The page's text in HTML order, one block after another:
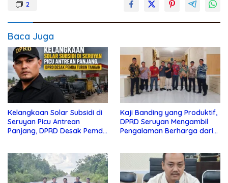
2
Baca Juga
Kelangkaan Solar Subsidi di
Seruyan Picu Antrean
Panjang, DPRD Desak Pemda
Kaji Banding yang Produktif,
DPRD Seruyan Mengambil
Pengalaman Berharga dari